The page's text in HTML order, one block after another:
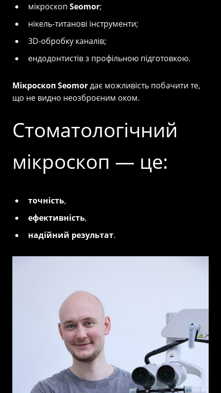
мікроскоп Seomor;
нікель-титанові інструменти;
3D-обробку каналів;
ендодонтистів з профільною підготовкою.
Мікроскоп Seomorдає можливість побачити те,
що не видно неозброєним оком.
Стоматологічний
мікроскоп — це:
точність,
ефективність,
надійний результат.